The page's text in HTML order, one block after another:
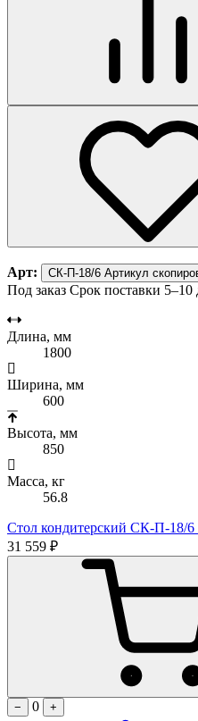
Арт: СК-П-18/6 Артикул
Под заказ Срок поставки 5–10
Длина, мм
1800
Ширина, мм
600
Высота, мм
850
Масса, кг
56.8
Стол кондитерский СК-П-18/6
31 559 ₽
−
0 +